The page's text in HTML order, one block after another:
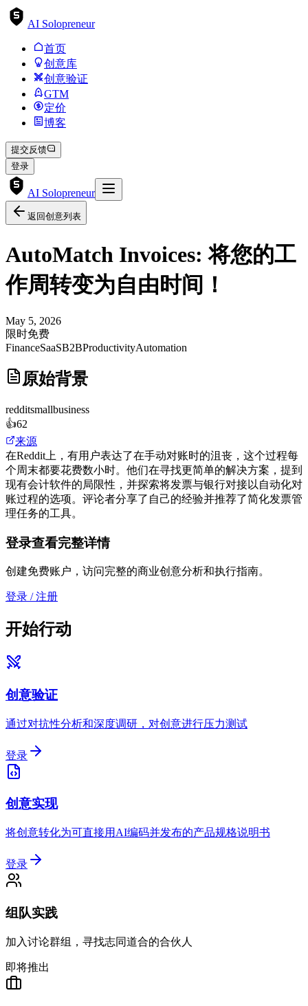
AI Solopreneur
首页
创意库
创意验证
GTM
定价
博客
提交反馈
登录
AI Solopreneur
返回创意列表
AutoMatch Invoices: 将您的工
作周转变为自由时间！
May 5, 2026
限时免费
FinanceSaaSB2BProductivityAutomation
原始背景
redditsmallbusiness
👍62
来源
在Reddit上，有用户表达了在手动对账时的沮丧，这个过程每
个周末都要花费数小时。他们在寻找更简单的解决方案，提到
现有会计软件的局限性，并探索将发票与银行对接以自动化对
账过程的选项。评论者分享了自己的经验并推荐了简化发票管
理任务的工具。
登录查看完整详情
创建免费账户，访问完整的商业创意分析和执行指南。
登录 / 注册
开始行动
创意验证
通过对抗性分析和深度调研，对创意进行压力测试
登录
创意实现
将创意转化为可直接用AI编码并发布的产品规格说明书
登录
组队实践
加入讨论群组，寻找志同道合的合伙人
即将推出